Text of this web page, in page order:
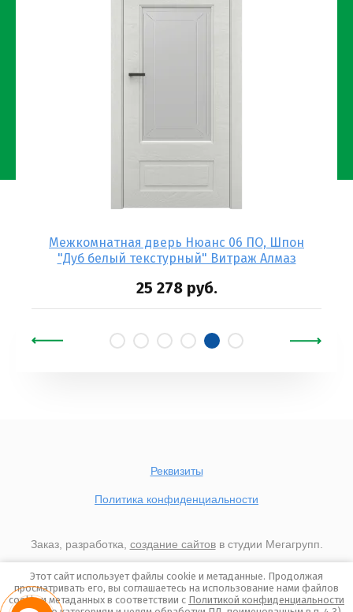
Межкомнатная дверь Нюанс 06 ПО, Шпон
"Дуб белый текстурный" Витраж Алмаз
25 278руб.
Реквизиты
Политика конфиденциальности
Заказ, разработка, создание сайтовв студии Мегагрупп.
Этот сайт использует файлы cookie и метаданные. Продолжая
просматривать его, вы соглашаетесь на использование нами файлов
cookie и метаданных в соответствии с Политикой конфиденциальности